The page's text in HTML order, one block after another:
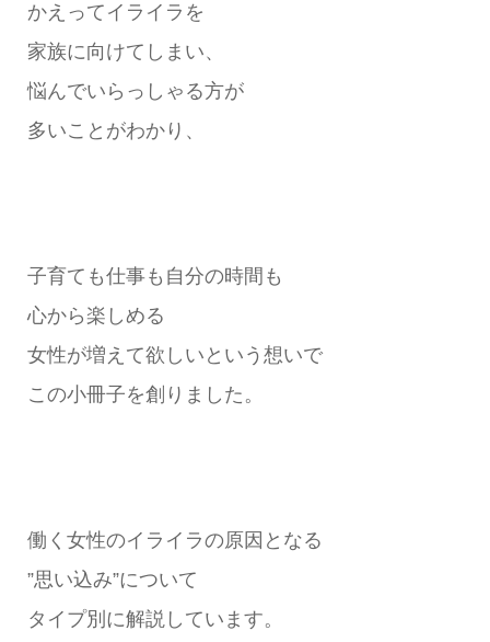
かえってイライラを
家族に向けてしまい、
悩んでいらっしゃる方が
多いことがわかり、
子育ても仕事も自分の時間も
心から楽しめる
女性が増えて欲しいという想いで
この小冊子を創りました。
働く女性のイライラの原因となる
”思い込み”について
タイプ別に解説しています。